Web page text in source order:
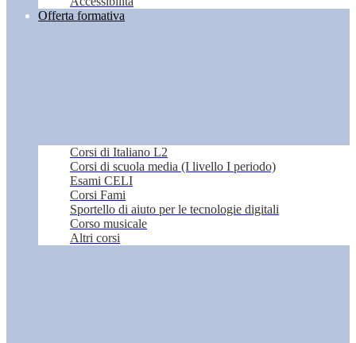
Offerta formativa
Corsi di Italiano L2
Corsi di scuola media (I livello I periodo)
Esami CELI
Corsi Fami
Sportello di aiuto per le tecnologie digitali
Corso musicale
Altri corsi